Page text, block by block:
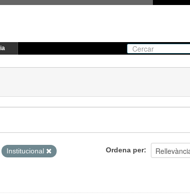
Ordena per
Institucional